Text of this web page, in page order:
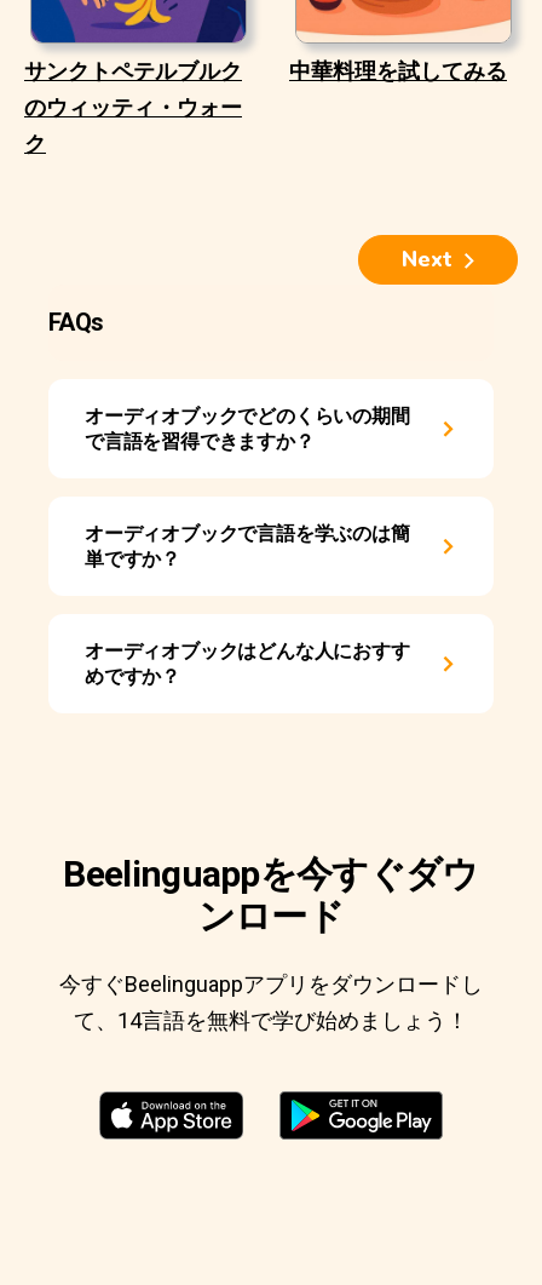
サンクトペテルブルク
のウィッティ・ウォー
ク
中華料理を試してみる
Next
FAQs
オーディオブックでどのくらいの期間
で言語を習得できますか？
オーディオブックで言語を学ぶのは簡
単ですか？
オーディオブックはどんな人におすす
めですか？
Beelinguappを今すぐダウ
ンロード
今すぐBeelinguappアプリをダウンロードし
て、14言語を無料で学び始めましょう！